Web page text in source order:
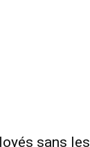
sans les